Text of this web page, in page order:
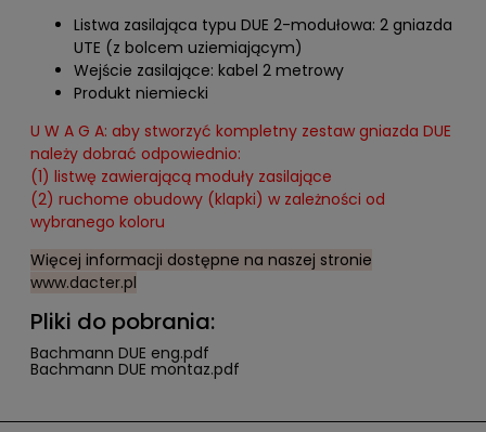
Listwa zasilająca typu DUE 2-modułowa: 2 gniazda
UTE (z bolcem uziemiającym)
Wejście zasilające: kabel 2 metrowy
Produkt niemiecki
U W A G A: aby stworzyć kompletny zestaw gniazda DUE
należy dobrać odpowiednio:
(1) listwę zawierającą moduły zasilające
(2) ruchome obudowy (klapki) w zależności od
wybranego koloru
Więcej informacji dostępne na naszej stronie
www.dacter.pl
Pliki do pobrania:
Bachmann DUE eng.pdf
Bachmann DUE montaz.pdf